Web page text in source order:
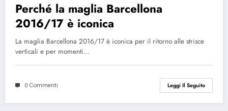
Perché la maglia Barcellona
2016/17 è iconica
La maglia Barcellona 2016/17 è iconica per il ritorno alle strisce
verticali e per momenti…
0 Commenti Leggi Il Seguito